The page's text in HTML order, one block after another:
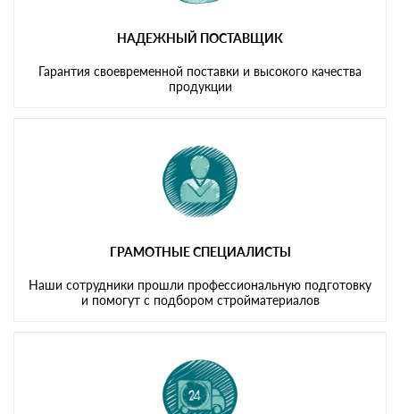
НАДЕЖНЫЙ ПОСТАВЩИК
Гарантия своевременной поставки и высокого качества
продукции
ГРАМОТНЫЕ СПЕЦИАЛИСТЫ
Наши сотрудники прошли профессиональную подготовку
и помогут с подбором стройматериалов